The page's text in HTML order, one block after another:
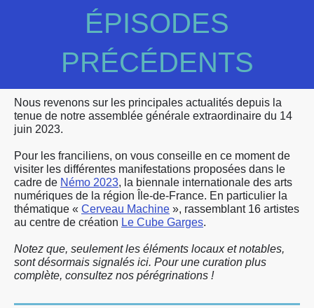
ÉPISODES
PRÉCÉDENTS
Nous revenons sur les principales actualités depuis la
tenue de notre assemblée générale extraordinaire du 14
juin 2023.
Pour les franciliens, on vous conseille en ce moment de
visiter les différentes manifestations proposées dans le
cadre de Némo 2023, la biennale internationale des arts
numériques de la région Île-de-France. En particulier la
thématique « Cerveau Machine », rassemblant 16 artistes
au centre de création Le Cube Garges.
Notez que, seulement les éléments locaux et notables,
sont désormais signalés ici. Pour une curation plus
complète, consultez nos pérégrinations !